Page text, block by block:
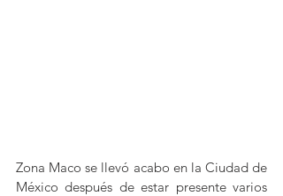
Zona Maco se llevó acabo en la Ciudad de
México después de estar presente varios